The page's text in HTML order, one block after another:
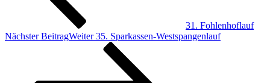
31. Fohlenhoflauf
Nächster BeitragWeiter 35. Sparkassen-Westspangenlauf